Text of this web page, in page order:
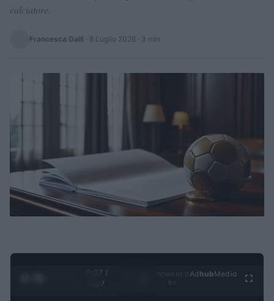
calciatore.
Francesca Galli · 8 Luglio 2026 · 3 min
0:28 /
4:27
Ad hubMedia